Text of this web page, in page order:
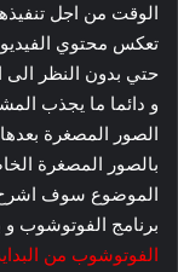
الوقت من اجل
تعكس محتوي
حتي بدون النظر الى
و دائما ما يجذب
الصور المصغرة
بالصور المصغرة
الموضوع سوف اشرح
برنامج الفوتوشوب
الفوتوشوب من